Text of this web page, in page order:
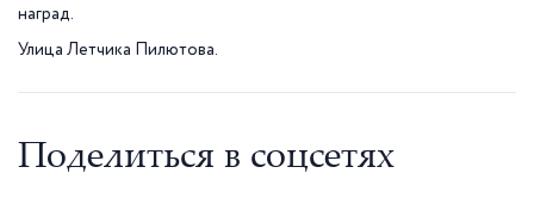
наград.
Улица Летчика Пилютова.
Поделиться в соцсетях